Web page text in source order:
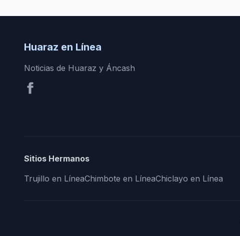
Huaraz en Línea
Noticias de Huaraz y Áncash
Sitios Hermanos
Trujillo en LíneaChimbote en LíneaChiclayo en Línea